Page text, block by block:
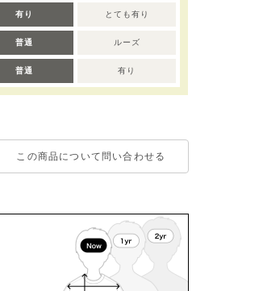
有り とても有り
普通 ルーズ
普通 有り
この商品について問い合わせる